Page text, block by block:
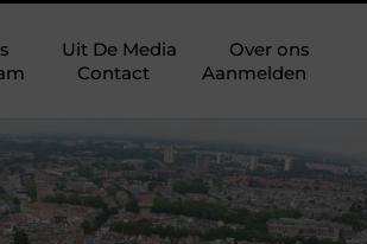
Uit De Media
Over ons
Contact Aanmelden